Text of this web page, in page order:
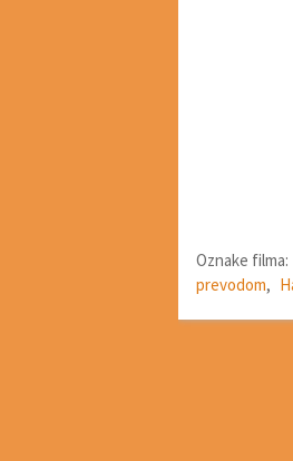
Oznake filma:
prevodom,